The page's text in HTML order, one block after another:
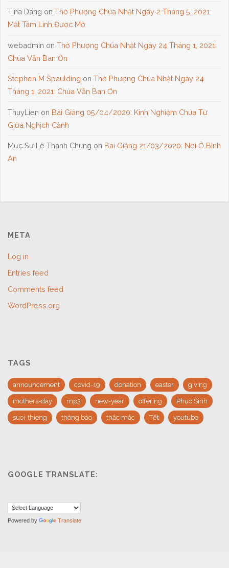
Tina Dang onThờ Phượng Chúa Nhật Ngày 2 Tháng 5, 2021:
Mắt Tâm Linh Được Mở
webadmin onThờ Phượng Chúa Nhật Ngày 24 Tháng 1, 2021:
Chúa Vẫn Ban Ơn
Stephen M Spaulding onThờ Phượng Chúa Nhật Ngày 24
Tháng 1, 2021: Chúa Vẫn Ban Ơn
ThuyLien on Bài Giảng 05/04/2020: Kinh Nghiệm Chúa Từ
Giữa Nghịch Cảnh
Mục Sư Lê Thành Chung on Bài Giảng 21/03/2020: Nơi Ở Bình
An
META
Log in
Entries feed
Comments feed
WordPress.org
TAGS
announcement covid-19 donation easter giving
mothers-day mp3 new-year offering Phục Sinh
suoi-thieng thông báo thắc mắc Tết youtube
GOOGLE TRANSLATE:
Powered by Translate